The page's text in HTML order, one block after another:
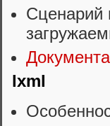
Сценарий
lxml